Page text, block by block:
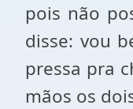
pois não
disse: vou
pressa pra
mãos os